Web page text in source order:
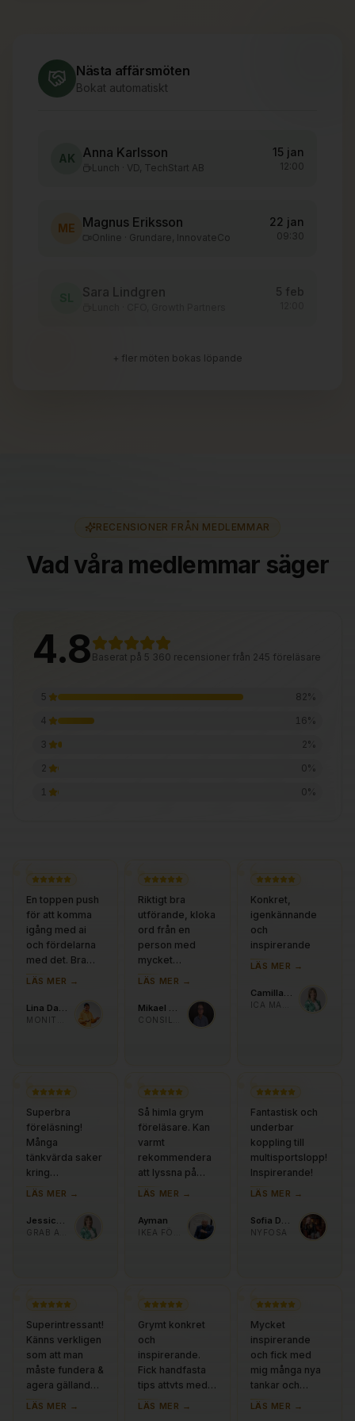
Nästa affärsmöten
Bokat automatiskt
AK Anna Karlsson
Lunch · VD, TechStart AB
15 jan
12:00
ME Magnus Eriksson
Online · Grundare, InnovateCo
22 jan
09:30
Sara Lindgren 5 feb
+ fler möten bokas löpande
RECENSIONER FRÅN MEDLEMMAR
Vad våra medlemmar säger
4.8 Baserat på 5 360 recensioner från 245 föreläsare
5 82%
4
16%
3
2%
2
0%
1
0%
“
En toppen push
för att komma
igång med ai
och fördelarna
med det. Bra
som en start och
fortsatt arbete.
LÄS MER →
Lina Dahlström
“
Riktigt bra
utförande, kloka
ord från en
person med
mycket
erfarenhet👊
LÄS MER →
Mikael Kalpakidis
“
Konkret,
igenkännande
och
inspirerande
LÄS MER →
Camilla Ekenhammar
“
Superbra
föreläsning!
Många
tänkvärda saker
kring
kommunikation
LÄS MER →
Jessica Stenkvist
“
Så himla grym
föreläsare. Kan
varmt
rekommendera
att lyssna på
honom. Gav mig
inspo samt nya
ideér att tänkta
sjuk…
LÄS MER →
Ayman
“
Fantastisk och
underbar
koppling till
multisportslopp!
Inspirerande!
LÄS MER →
Sofia Dahl
NYFOSA
“
Superintressant!
Känns verkligen
som att man
måste fundera &
agera gällande
utnyttjandet av
LÄS MER →
“
Grymt konkret
och
inspirerande.
Fick handfasta
tips attvts med
mig.
LÄS MER →
“
Mycket
inspirerande
och fick med
mig många nya
tankar och
idéer!
LÄS MER →